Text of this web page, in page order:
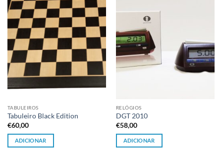
Adicionar
à lista de
desejos
TABULEIROS
Tabuleiro Black Edition
€60,00
ADICIONAR
RELÓGIOS
DGT 2010
€58,00
ADICIONAR